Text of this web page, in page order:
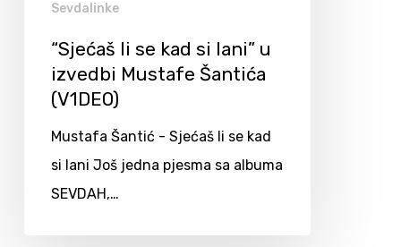
Sevdalinke
“Sjećaš li se kad si lani” u
izvedbi Mustafe Šantića
(V1DEO)
Mustafa Šantić - Sjećaš li se kad
si lani Još jedna pjesma sa albuma
SEVDAH,…